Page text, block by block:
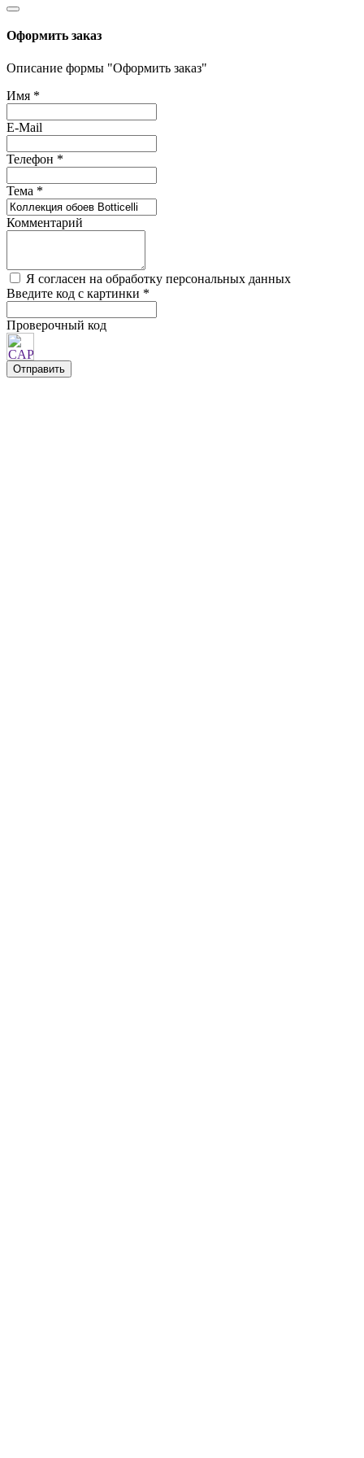
Оформить заказ
Описание формы "Оформить заказ"
Имя *
E-Mail
Телефон *
Тема *
Комментарий
Я согласен на обработку персональных данных
Введите код с картинки *
Проверочный код
Отправить